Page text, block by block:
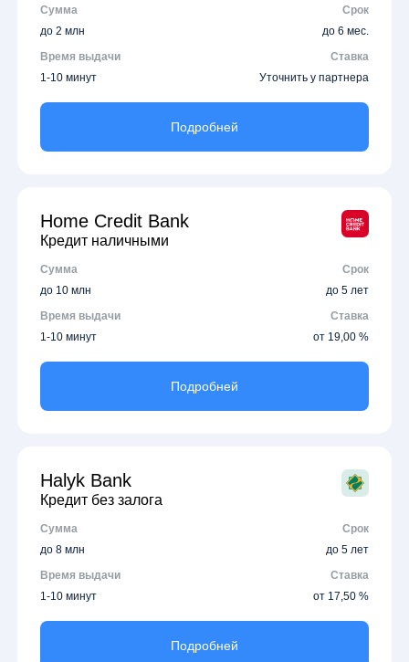
Сумма
Срок
до 2 млн
до 6 мес.
Время выдачи
Ставка
1-10 минут
Уточнить у партнера
Подробней
Home Credit Bank
Кредит наличными
Сумма
Срок
до 10 млн
до 5 лет
Время выдачи
Ставка
1-10 минут
от 19,00 %
Подробней
Halyk Bank
Кредит без залога
Сумма
Срок
до 8 млн
до 5 лет
Время выдачи
Ставка
1-10 минут
от 17,50 %
Подробней